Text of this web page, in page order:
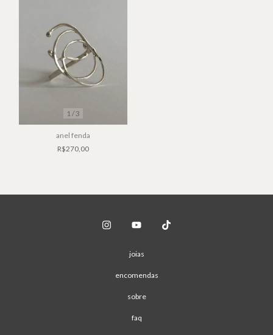
1/3
anel fenda
R$270,00
joias
encomendas
sobre
faq